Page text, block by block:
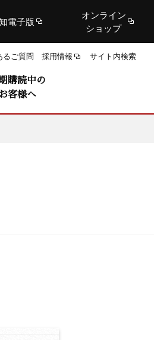
電子版
オンライン
ショップ
るご質問 採用情報 サイト内検索
購読中の
お客様へ